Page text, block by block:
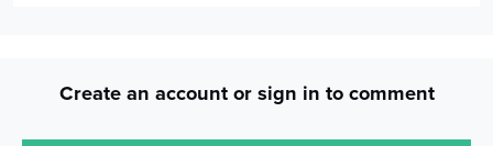
Create an account or sign in to comment